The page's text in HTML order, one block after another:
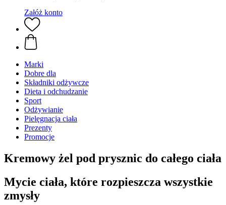
Załóż konto
Marki
Dobre dla
Składniki odżywcze
Dieta i odchudzanie
Sport
Odżywianie
Pielęgnacja ciała
Prezenty
Promocje
Kremowy żel pod prysznic do całego ciała
Mycie ciała, które rozpieszcza wszystkie
zmysły